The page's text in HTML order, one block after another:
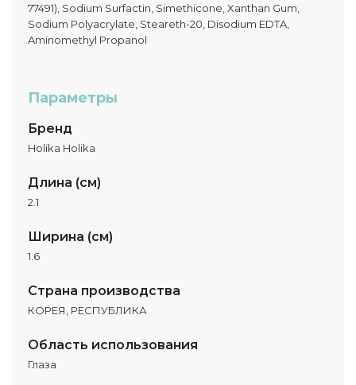
77491), Sodium Surfactin, Simethicone, Xanthan Gum,
Sodium Polyacrylate, Steareth-20, Disodium EDTA,
Aminomethyl Propanol
Параметры
Бренд
Holika Holika
Длина (см)
2.1
Ширина (см)
1.6
Страна производства
КОРЕЯ, РЕСПУБЛИКА
Область использования
Глаза